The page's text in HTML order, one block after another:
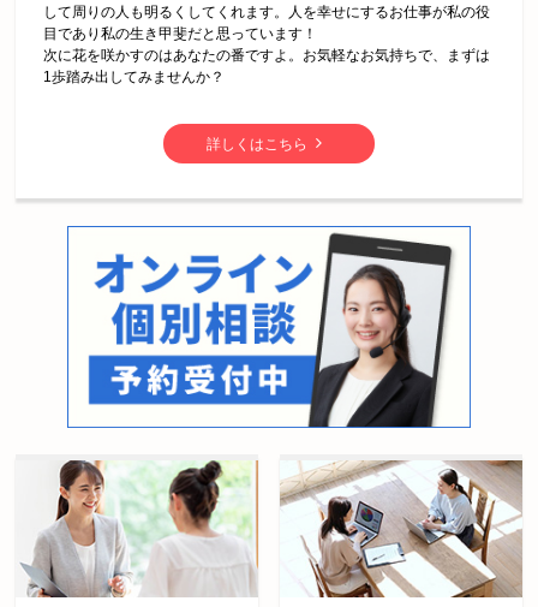
して周りの人も明るくしてくれます。人を幸せにするお仕事が私の役
目であり私の生き甲斐だと思っています！
次に花を咲かすのはあなたの番ですよ。お気軽なお気持ちで、まずは
1歩踏み出してみませんか？
詳しくはこちら